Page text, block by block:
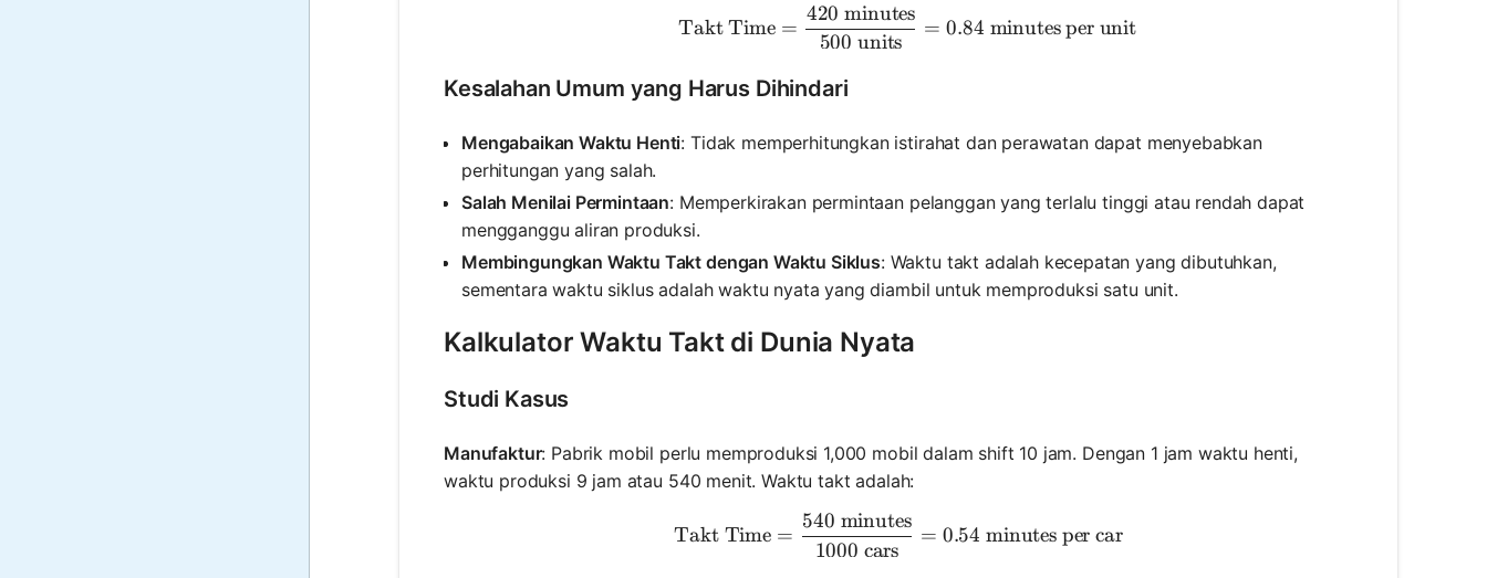
\text{Takt Time} = \frac{420 \text{ minutes}}{500 \text{
Takt Time =
500 units
420 minutes
= 0.84 minutes per unit
Kesalahan Umum yang Harus Dihindari
Mengabaikan Waktu Henti: Tidak memperhitungkan istirahat dan perawatan dapat menyebabkan
perhitungan yang salah.
Salah Menilai Permintaan: Memperkirakan permintaan pelanggan yang terlalu tinggi atau rendah dapat
mengganggu aliran produksi.
Membingungkan Waktu Takt dengan Waktu Siklus: Waktu takt adalah kecepatan yang dibutuhkan,
sementara waktu siklus adalah waktu nyata yang diambil untuk memproduksi satu unit.
Kalkulator Waktu Takt di Dunia Nyata
Studi Kasus
Manufaktur: Pabrik mobil perlu memproduksi 1,000 mobil dalam shift 10 jam. Dengan 1 jam waktu henti,
waktu produksi 9 jam atau 540 menit. Waktu takt adalah:
\text{Takt Time} = \frac{540 \text{ minutes}}{1000 \text{
Takt Time =
1000 cars
540 minutes
= 0.54 minutes per car